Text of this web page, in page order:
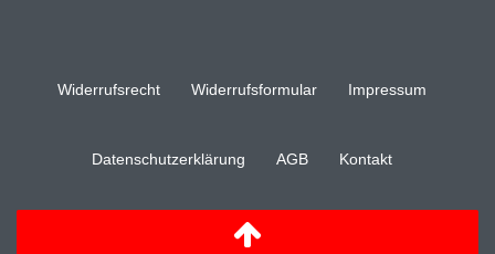
Widerrufs­recht Widerrufs­formular Impressum
Daten­schutz­erklärung AGB Kontakt